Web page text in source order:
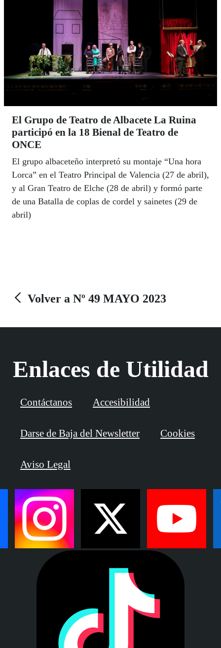
El Grupo de Teatro de Albacete La Ruina
participó en la 18 Bienal de Teatro de
ONCE
El grupo albaceteño interpretó su montaje “Una hora
Lorca” en el Teatro Principal de Valencia (27 de abril),
y al Gran Teatro de Elche (28 de abril) y formó parte
de una Batalla de coplas de cordel y sainetes (29 de
abril)
Volver a Nº 49 MAYO 2023
Enlaces de Utilidad
Contáctanos Accesibilidad
Darse de Baja del Newsletter Cookies
Aviso Legal